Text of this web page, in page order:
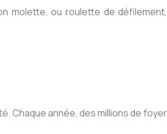
molette, ou roulette de
Chaque année, des millions de